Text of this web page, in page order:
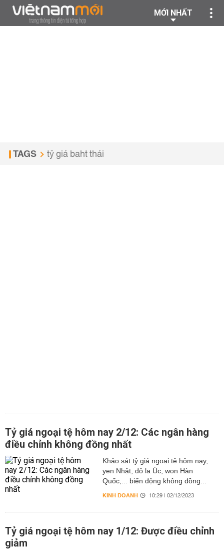
MỚI NHẤT
TAGS tỷ giá baht thái
Tỷ giá ngoại tệ hôm nay 2/12: Các ngân hàng
điều chỉnh không đồng nhất
Khảo sát tỷ giá ngoại tệ hôm nay,
yen Nhật, đô la Úc, won Hàn
Quốc,... biến động không đồng...
KINH DOANH 10:29 | 02/12/2023
Tỷ giá ngoại tệ hôm nay 1/12: Được điều chỉnh
giảm